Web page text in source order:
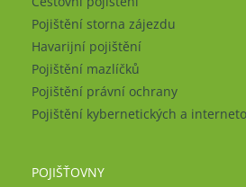
Pojištění storna zájezdu
Havarijní pojištění
Pojištění mazlíčků
Pojištění právní ochrany
Pojištění kybernetických a
POJIŠŤOVNY